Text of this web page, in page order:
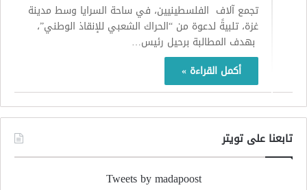
تجمع آلاف الفلسطينيين، في ساحة السرايا وسط مدينة
غزة، تلبيةً لدعوة من “الحراك الشعبي للإنقاذ الوطني”،
بهدف المطالبة برحيل رئيس…
أكمل القراءة »
تابعنا على تويتر
Tweets by madapoost